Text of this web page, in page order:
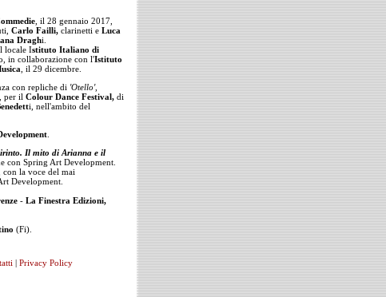
, il 28 gennaio 2017,
Carlo Failli, clarinetti e Luca
Draghi.
locale Istituto Italiano di
in collaborazione con l'Istituto
, il 29 dicembre.
con repliche di 'Otello',
per il Colour Dance Festival, di
i, nell'ambito del
Il mito di Arianna e il
con Spring Art Development.
, con la voce del mai
Development.
- La Finestra Edizioni,
(Fi).
| Privacy Policy